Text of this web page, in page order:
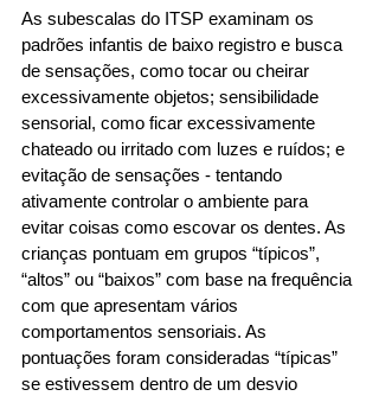
As subescalas do ITSP examinam os
padrões infantis de baixo registro e busca
de sensações, como tocar ou cheirar
excessivamente objetos; sensibilidade
sensorial, como ficar excessivamente
chateado ou irritado com luzes e ruídos; e
evitação de sensações - tentando
ativamente controlar o ambiente para
evitar coisas como escovar os dentes. As
crianças pontuam em grupos “típicos”,
“altos” ou “baixos” com base na frequência
com que apresentam vários
comportamentos sensoriais. As
pontuações foram consideradas “típicas”
se estivessem dentro de um desvio